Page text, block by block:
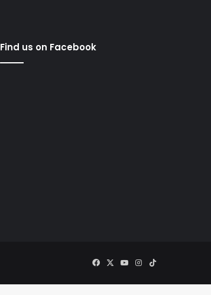
Find us on Facebook
FacebookYouTubeInstagram
TikTok